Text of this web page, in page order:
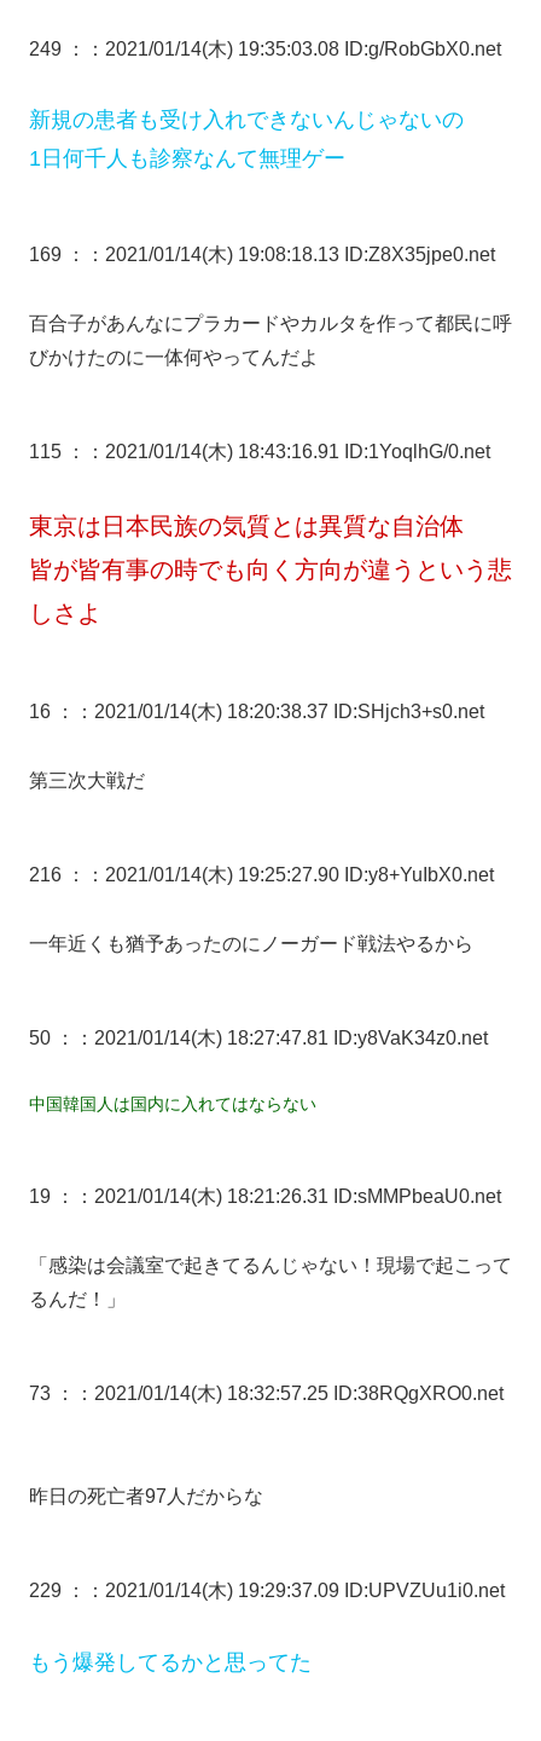
249 ： ：2021/01/14(木) 19:35:03.08 ID:g/RobGbX0.net
新規の患者も受け入れできないんじゃないの
1日何千人も診察なんて無理ゲー
169 ： ：2021/01/14(木) 19:08:18.13 ID:Z8X35jpe0.net
百合子があんなにプラカードやカルタを作って都民に呼
びかけたのに一体何やってんだよ
115 ： ：2021/01/14(木) 18:43:16.91 ID:1YoqlhG/0.net
東京は日本民族の気質とは異質な自治体
皆が皆有事の時でも向く方向が違うという悲
しさよ
16 ： ：2021/01/14(木) 18:20:38.37 ID:SHjch3+s0.net
第三次大戦だ
216 ： ：2021/01/14(木) 19:25:27.90 ID:y8+YuIbX0.net
一年近くも猶予あったのにノーガード戦法やるから
50 ： ：2021/01/14(木) 18:27:47.81 ID:y8VaK34z0.net
中国韓国人は国内に入れてはならない
19 ： ：2021/01/14(木) 18:21:26.31 ID:sMMPbeaU0.net
「感染は会議室で起きてるんじゃない！現場で起こって
るんだ！」
73 ： ：2021/01/14(木) 18:32:57.25 ID:38RQgXRO0.net
昨日の死亡者97人だからな
229 ： ：2021/01/14(木) 19:29:37.09 ID:UPVZUu1i0.net
もう爆発してるかと思ってた